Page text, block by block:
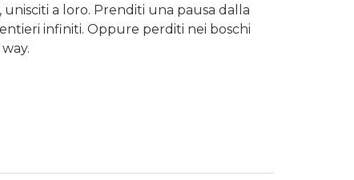
a loro. Prenditi una pausa dalla
infiniti. Oppure perditi nei boschi